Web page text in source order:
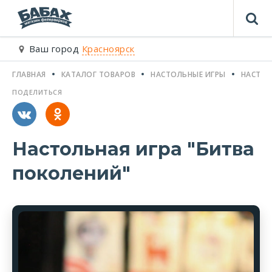
Ваш город Красноярск
ГЛАВНАЯ КАТАЛОГ ТОВАРОВ НАСТОЛЬНЫЕ ИГРЫ
Настольная игра "Битва
поколений"
ПОДЕЛИТЬСЯ